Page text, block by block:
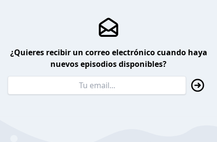
¿Quieres recibir un correo electrónico cuando haya
nuevos episodios disponibles?